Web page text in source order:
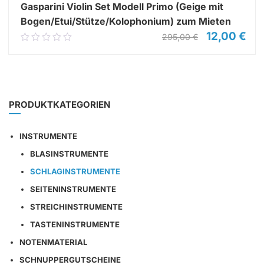
Gasparini Violin Set Modell Primo (Geige mit
Bogen/Etui/Stütze/Kolophonium) zum Mieten
0.00
295,00€ 12,00 €
PRODUKTKATEGORIEN
INSTRUMENTE
BLASINSTRUMENTE
SCHLAGINSTRUMENTE
SEITENINSTRUMENTE
STREICHINSTRUMENTE
TASTENINSTRUMENTE
NOTENMATERIAL
SCHNUPPERGUTSCHEINE